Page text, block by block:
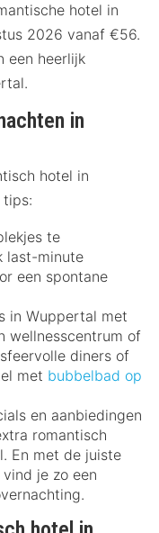
hotel in
2026 vanaf €56.
een heerlijk
in
hotel in
te
last-minute
een spontane
in Wuppertal met
wellnesscentrum of
diners of
met bubbelbad op
en aanbiedingen
romantisch
En met de juiste
je zo een